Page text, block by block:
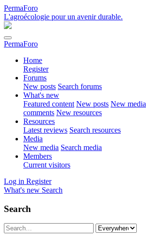
PermaForo
L'agroécologie pour un avenir durable.
PermaForo
Home
Register
Forums
New posts Search forums
What's new
Featured content New posts New media
comments New resources
Resources
Latest reviews Search resources
Media
New media Search media
Members
Current visitors
Log in Register
What's new Search
Search